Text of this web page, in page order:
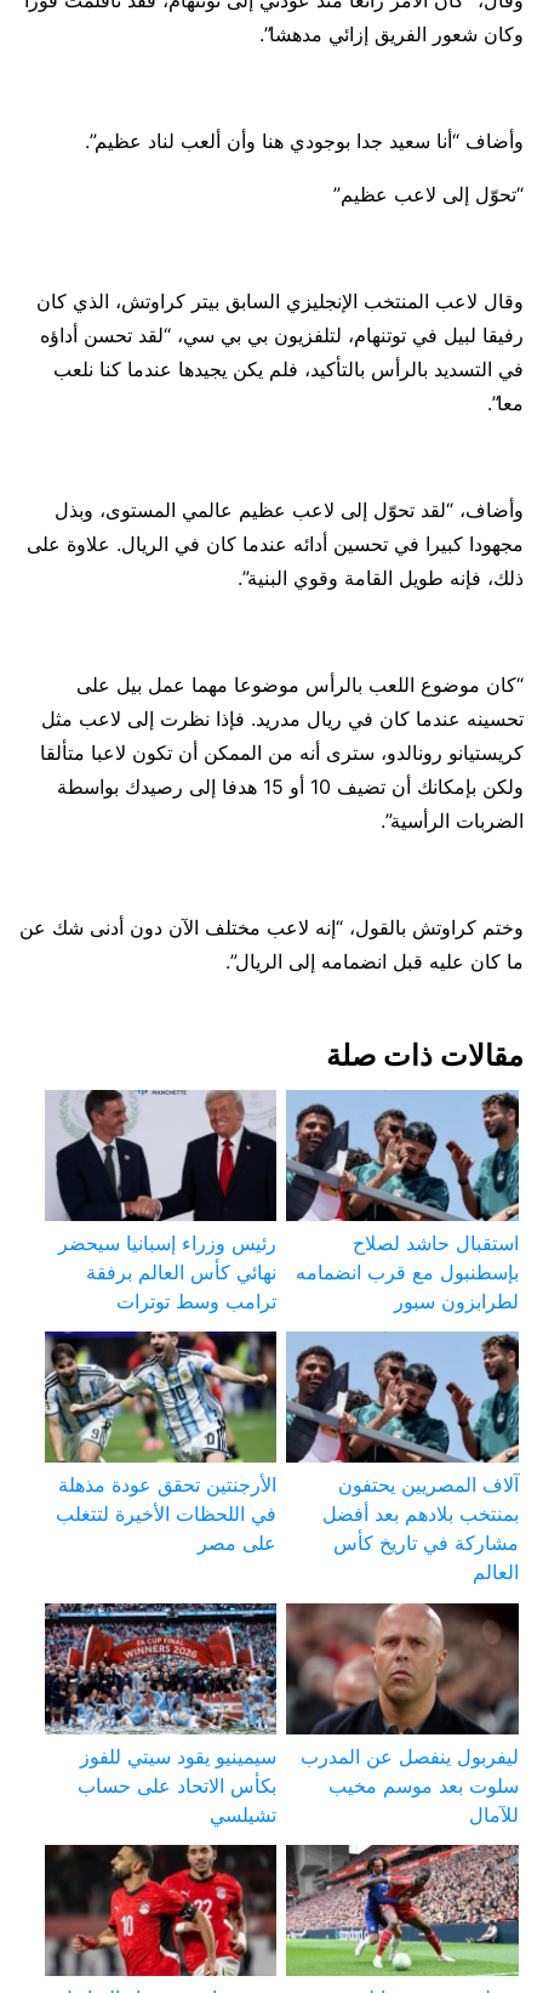
وكان شعور الفريق إزائي مدهشا”.
وأضاف “أنا سعيد جدا بوجودي هنا وأن ألعب لناد عظيم”.
“تحوّل إلى لاعب عظيم”
وقال لاعب المنتخب الإنجليزي السابق بيتر كراوتش، الذي كان
رفيقا لبيل في توتنهام، لتلفزيون بي بي سي، “لقد تحسن أداؤه
في التسديد بالرأس بالتأكيد، فلم يكن يجيدها عندما كنا نلعب
معا”.
وأضاف، “لقد تحوّل إلى لاعب عظيم عالمي المستوى، وبذل
مجهودا كبيرا في تحسين أدائه عندما كان في الريال. علاوة على
ذلك، فإنه طويل القامة وقوي البنية”.
“كان موضوع اللعب بالرأس موضوعا مهما عمل بيل على
تحسينه عندما كان في ريال مدريد. فإذا نظرت إلى لاعب مثل
كريستيانو رونالدو، سترى أنه من الممكن أن تكون لاعبا متألقا
ولكن بإمكانك أن تضيف 10 أو 15 هدفا إلى رصيدك بواسطة
الضربات الرأسية”.
وختم كراوتش بالقول، “إنه لاعب مختلف الآن دون أدنى شك عن
ما كان عليه قبل انضمامه إلى الريال”.
مقالات ذات صلة
استقبال حاشد لصلاح
بإسطنبول مع قرب انضمامه
لطرابزون سبور
رئيس وزراء إسبانيا سيحضر
نهائي كأس العالم برفقة
ترامب وسط توترات
آلاف المصريين يحتفون
بمنتخب بلادهم بعد أفضل
مشاركة في تاريخ كأس
العالم
الأرجنتين تحقق عودة مذهلة
في اللحظات الأخيرة لتتغلب
على مصر
ليفربول ينفصل عن المدرب
سلوت بعد موسم مخيب
للآمال
سيمينيو يقود سيتي للفوز
بكأس الاتحاد على حساب
تشيلسي